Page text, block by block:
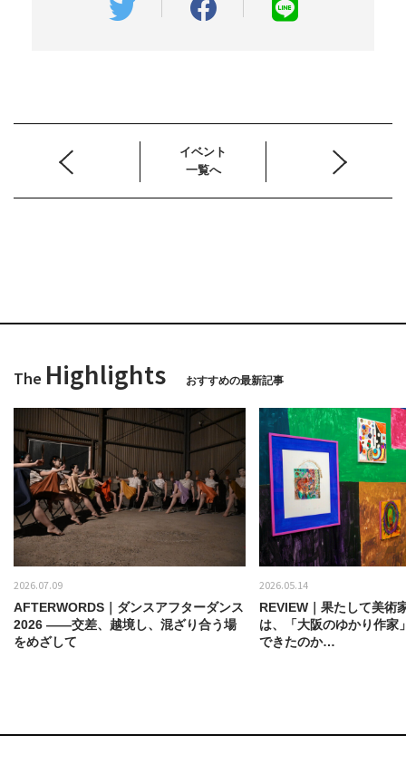
イベント
一覧へ
The Highlights おすすめの最新記事
2026.07.09
AFTERWORDS｜ダンスアフターダンス
2026 ——交差、越境し、混ざり合う場
をめざして
2026.05.14
REVIEW｜果たして美術
は、「大阪のゆかり作家
できたのか…